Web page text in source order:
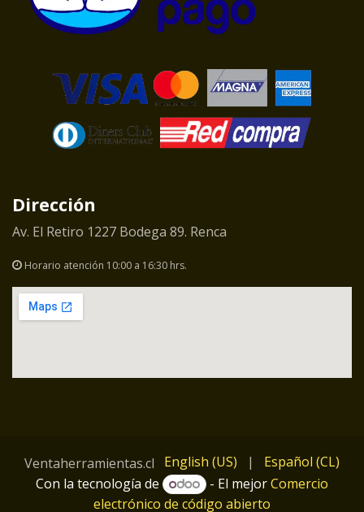
Dirección
Av. El Retiro 1227 Bodega 89. Renca
Horario atención 10:00 a 16:30 hrs.
Ventaherramientas.cl English (US) |
Español (CL)
Con la tecnología de
- El mejorComercio
electrónico de código abierto